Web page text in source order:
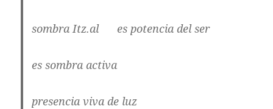
sombra Itz.al es potencia del ser
es sombra activa
presencia viva de luz